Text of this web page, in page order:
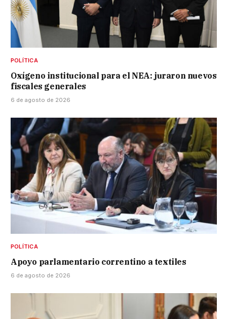
POLÍTICA
Oxígeno institucional para el NEA: juraron nuevos
fiscales generales
6 de agosto de 2026
POLÍTICA
Apoyo parlamentario correntino a textiles
6 de agosto de 2026